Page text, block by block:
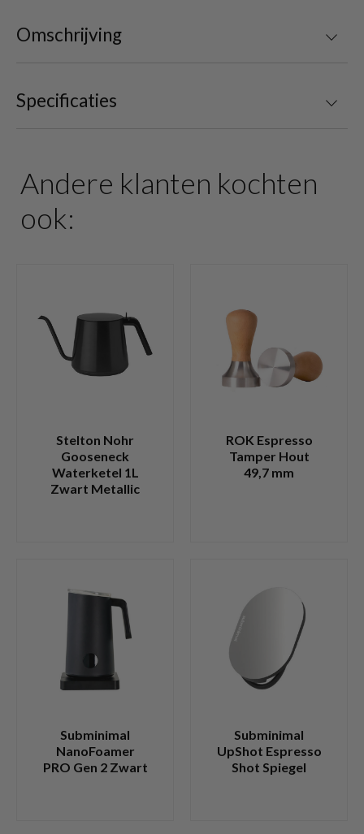
Omschrijving
Specificaties
Andere klanten kochten
ook:
Stelton Nohr
Gooseneck
Waterketel 1L
Zwart Metallic
ROK Espresso
Tamper Hout
49,7 mm
Subminimal
NanoFoamer
PRO Gen 2 Zwart
Subminimal
UpShot Espresso
Shot Spiegel